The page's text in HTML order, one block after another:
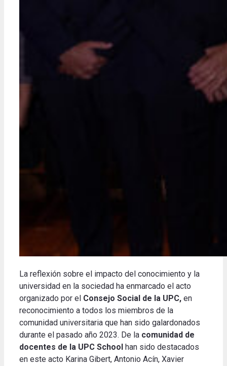
La reflexión sobre el impacto del conocimiento y la
universidad en la sociedad ha enmarcado el acto
organizado por el Consejo Social de la UPC, en
reconocimiento a todos los miembros de la
comunidad universitaria que han sido galardonados
durante el pasado año 2023. De la comunidad de
docentes de la UPC School han sido destacados
en este acto Karina Gibert, Antonio Acín, Xavier